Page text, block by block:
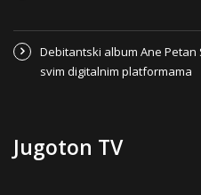
Debitantski album Ane
svim digitalnim platformama
Jugoton TV